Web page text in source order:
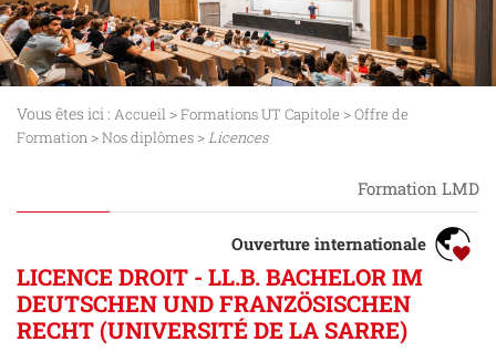
Vous êtes ici : Accueil >Formations UT Capitole >Offre de
Formation >Nos diplômes >Licences
Formation LMD
Ouverture internationale
LICENCE DROIT - LL.B. BACHELOR IM
DEUTSCHEN UND FRANZÖSISCHEN
RECHT (UNIVERSITÉ DE LA SARRE)